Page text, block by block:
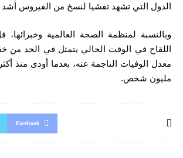
الدول التي تشهد تفشيا لنسخ من الفيروس
وبالنسبة لمنظمة الصحة العالمية
اللقاح في الوقت الحالي يتمثل في الحد من
مليون شخص.
Facebook